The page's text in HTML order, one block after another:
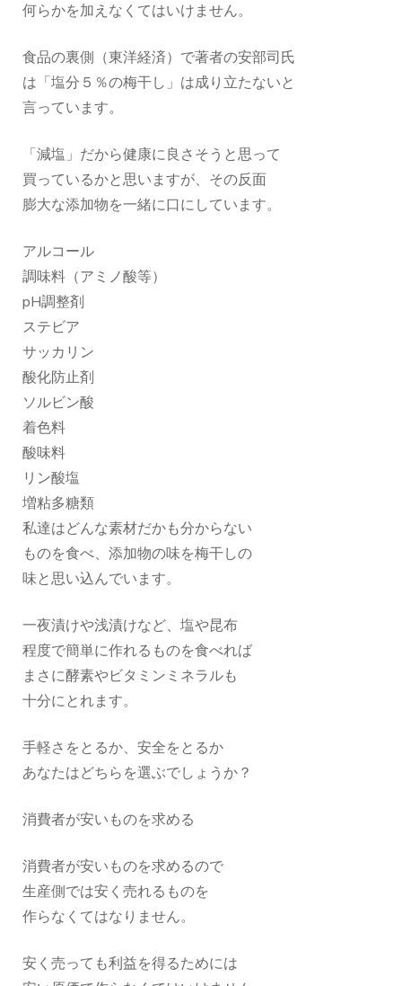
何らかを加えなくてはいけません。
食品の裏側（東洋経済）で著者の安部司氏
は「塩分５％の梅干し」は成り立たないと
言っています。
「減塩」だから健康に良さそうと思って
買っているかと思いますが、その反面
膨大な添加物を一緒に口にしています。
アルコール
調味料（アミノ酸等）
pH調整剤
ステビア
サッカリン
酸化防止剤
ソルビン酸
着色料
酸味料
リン酸塩
増粘多糖類
私達はどんな素材だかも分からない
ものを食べ、添加物の味を梅干しの
味と思い込んでいます。
一夜漬けや浅漬けなど、塩や昆布
程度で簡単に作れるものを食べれば
まさに酵素やビタミンミネラルも
十分にとれます。
手軽さをとるか、安全をとるか
あなたはどちらを選ぶでしょうか？
消費者が安いものを求める
消費者が安いものを求めるので
生産側では安く売れるものを
作らなくてはなりません。
安く売っても利益を得るためには